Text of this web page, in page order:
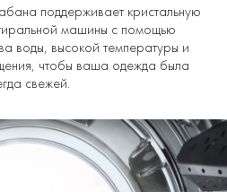
поддерживает кристальную
машины с помощью
воды, высокой температуры и
чтобы ваша одежда была
свежей.